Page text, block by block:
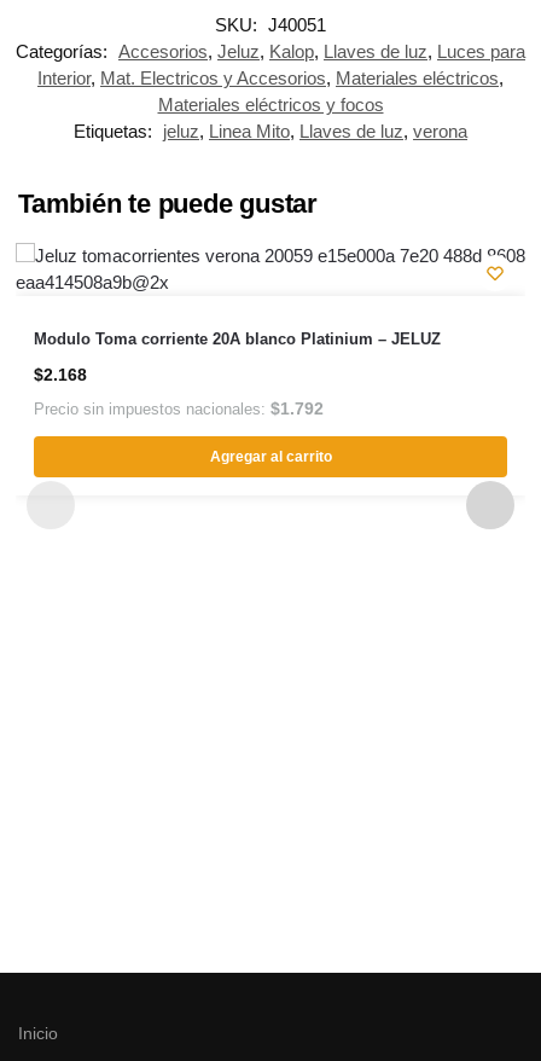
SKU: J40051
Categorías: Accesorios, Jeluz, Kalop, Llaves de luz, Luces para
Interior, Mat. Electricos y Accesorios, Materiales eléctricos,
Materiales eléctricos y focos
Etiquetas:
jeluz, Linea Mito, Llaves de luz, verona
También te puede gustar
Modulo Toma corriente 20A blanco Platinium – JELUZ
$2.168
Precio sin impuestos nacionales: $1.792
Agregar al carrito
Inicio